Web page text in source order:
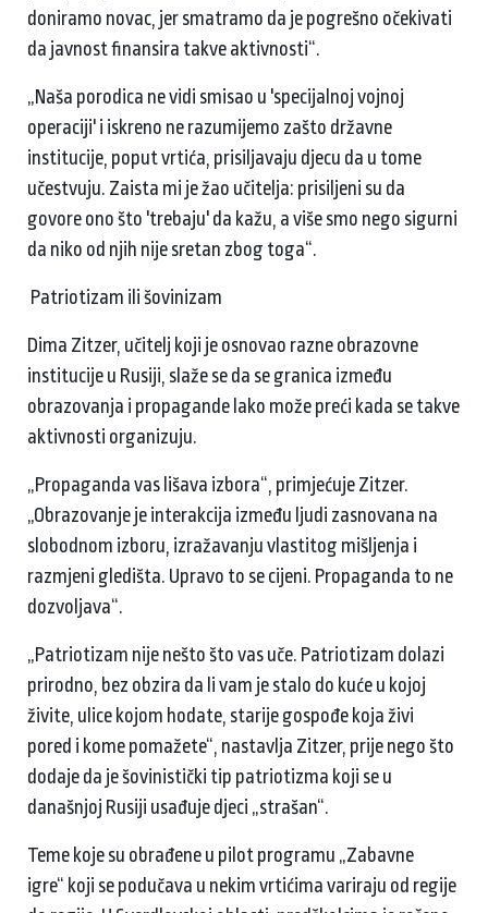
doniramo novac, jer smatramo da je pogrešno očekivati ​​
da javnost finansira takve aktivnosti“.
„Naša porodica ne vidi smisao u 'specijalnoj vojnoj
operaciji' i iskreno ne razumijemo zašto državne
institucije, poput vrtića, prisiljavaju djecu da u tome
učestvuju. Zaista mi je žao učitelja: prisiljeni su da
govore ono što 'trebaju' da kažu, a više smo nego sigurni
da niko od njih nije sretan zbog toga“.
Patriotizam ili šovinizam
Dima Zitzer, učitelj koji je osnovao razne obrazovne
institucije u Rusiji, slaže se da se granica između
obrazovanja i propagande lako može preći kada se takve
aktivnosti organizuju.
„Propaganda vas lišava izbora“, primjećuje Zitzer.
„Obrazovanje je interakcija između ljudi zasnovana na
slobodnom izboru, izražavanju vlastitog mišljenja i
razmjeni gledišta. Upravo to se cijeni. Propaganda to ne
dozvoljava“.
„Patriotizam nije nešto što vas uče. Patriotizam dolazi
prirodno, bez obzira da li vam je stalo do kuće u kojoj
živite, ulice kojom hodate, starije gospođe koja živi
pored i kome pomažete“, nastavlja Zitzer, prije nego što
dodaje da je šovinistički tip patriotizma koji se u
današnjoj Rusiji usađuje djeci „strašan“.
Teme koje su obrađene u pilot programu „Zabavne
igre“ koji se podučava u nekim vrtićima variraju od regije